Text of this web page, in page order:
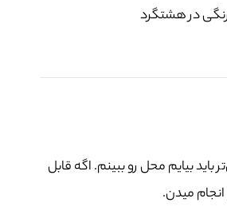
در هشتگرد
باید بیایم محل رو ببینم. اگه قابل
میدن.